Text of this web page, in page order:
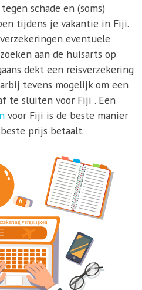
schade en (soms)
tijdens je vakantie in Fiji.
eventuele
aan de huisarts op
dekt een reisverzekering
tevens mogelijk om een
te sluiten voor Fiji . Een
voor Fiji is de beste manier
prijs betaalt.